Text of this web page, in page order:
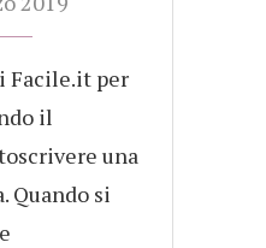
Facile.it per
il
una
Quando si